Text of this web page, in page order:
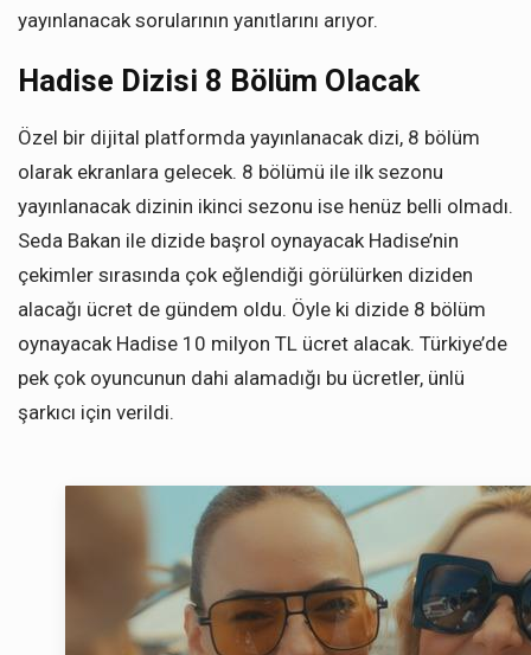
yayınlanacak sorularının yanıtlarını arıyor.
Hadise Dizisi 8 Bölüm Olacak
Özel bir dijital platformda yayınlanacak dizi, 8 bölüm
olarak ekranlara gelecek. 8 bölümü ile ilk sezonu
yayınlanacak dizinin ikinci sezonu ise henüz belli olmadı.
Seda Bakan ile dizide başrol oynayacak Hadise’nin
çekimler sırasında çok eğlendiği görülürken diziden
alacağı ücret de gündem oldu. Öyle ki dizide 8 bölüm
oynayacak Hadise 10 milyon TL ücret alacak. Türkiye’de
pek çok oyuncunun dahi alamadığı bu ücretler, ünlü
şarkıcı için verildi.